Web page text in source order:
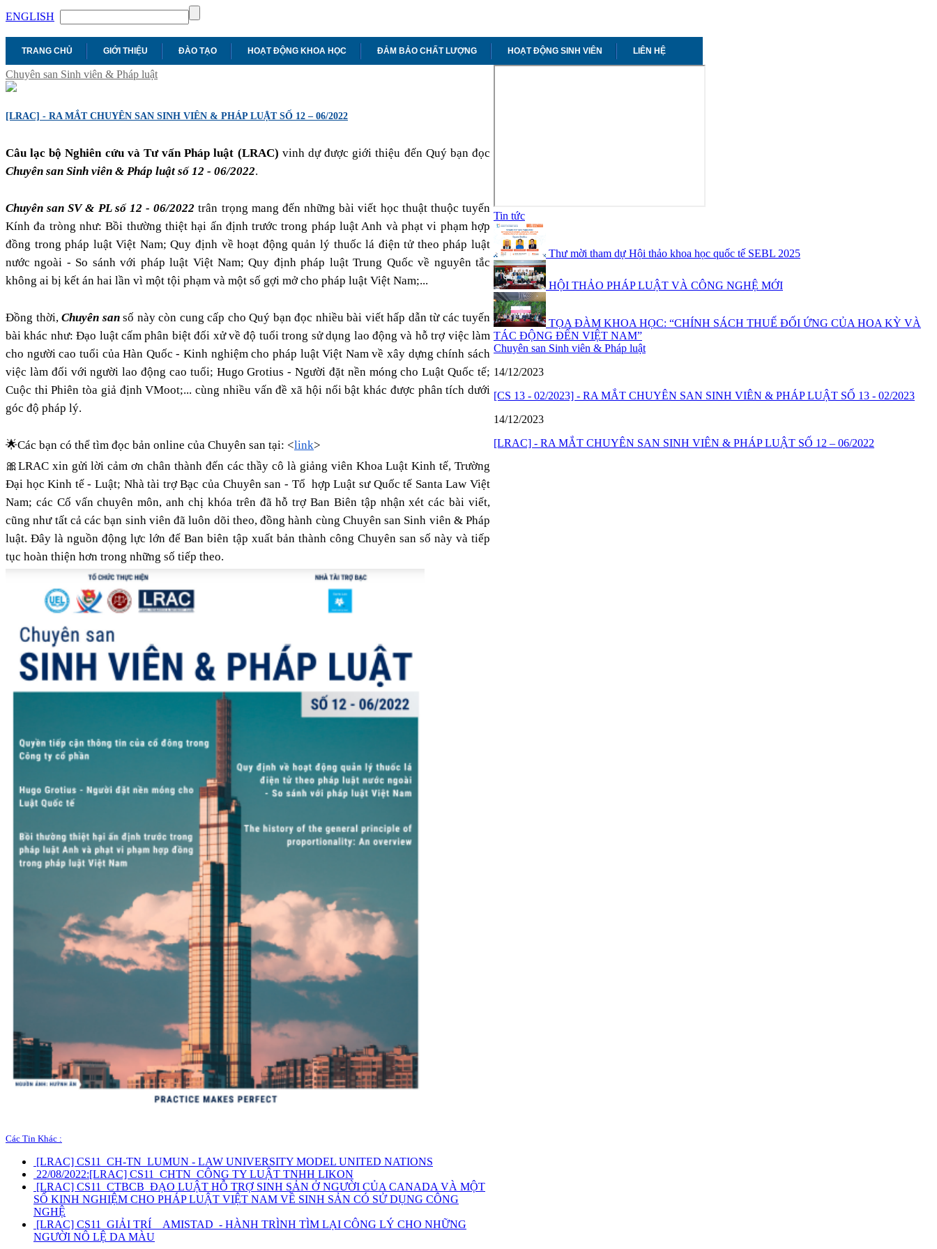
ENGLISH
TRANG CHỦ GIỚI THIỆU ĐÀO TẠO HOẠT ĐỘNG KHOA HỌC ĐẢM BẢO CHẤT LƯỢNG HOẠT ĐỘNG SINH VIÊN LIÊN HỆ
Chuyên san Sinh viên & Pháp luật
[LRAC] - RA MẮT CHUYÊN SAN SINH VIÊN & PHÁP LUẬT SỐ 12 – 06/2022
Câu lạc bộ Nghiên cứu và Tư vấn Pháp luật (LRAC) vinh dự được giới thiệu đến Quý bạn đọc
Chuyên san Sinh viên & Pháp luật số 12 - 06/2022.
Chuyên san SV & PL số 12 - 06/2022 trân trọng mang đến những bài viết học thuật thuộc tuyến
Kính đa tròng như: Bồi thường thiệt hại ấn định trước trong pháp luật Anh và phạt vi phạm hợp
đồng trong pháp luật Việt Nam; Quy định về hoạt động quản lý thuốc lá điện tử theo pháp luật
nước ngoài - So sánh với pháp luật Việt Nam; Quy định pháp luật Trung Quốc về nguyên tắc
không ai bị kết án hai lần vì một tội phạm và một số gợi mở cho pháp luật Việt Nam;...
Đồng thời, Chuyên sansố này còn cung cấp cho Quý bạn đọc nhiều bài viết hấp dẫn từ các tuyến
bài khác như: Đạo luật cấm phân biệt đối xử về độ tuổi trong sử dụng lao động và hỗ trợ việc làm
cho người cao tuổi của Hàn Quốc - Kinh nghiệm cho pháp luật Việt Nam về xây dựng chính sách
việc làm đối với người lao động cao tuổi; Hugo Grotius - Người đặt nền móng cho Luật Quốc tế;
Cuộc thi Phiên tòa giả định VMoot;... cùng nhiều vấn đề xã hội nổi bật khác được phân tích dưới
góc độ pháp lý.
🌟Các bạn có thể tìm đọc bản online của Chuyên san tại: <link>
🎀LRAC xin gửi lời cảm ơn chân thành đến các thầy cô là giảng viên Khoa Luật Kinh tế, Trường
Đại học Kinh tế - Luật; Nhà tài trợ Bạc của Chuyên san - Tổ hợp Luật sư Quốc tế Santa Law Việt
Nam; các Cố vấn chuyên môn, anh chị khóa trên đã hỗ trợ Ban Biên tập nhận xét các bài viết,
cũng như tất cả các bạn sinh viên đã luôn dõi theo, đồng hành cùng Chuyên san Sinh viên & Pháp
luật. Đây là nguồn động lực lớn để Ban biên tập xuất bản thành công Chuyên san số này và tiếp
tục hoàn thiện hơn trong những số tiếp theo.
Các Tin Khác :
[LRAC] CS11_CH-TN_LUMUN - LAW UNIVERSITY MODEL UNITED NATIONS
22/08/2022:[LRAC] CS11_CHTN_CÔNG TY LUẬT TNHH LIKON
[LRAC] CS11_CTBCB_ĐẠO LUẬT HỖ TRỢ SINH SẢN Ở NGƯỜI CỦA CANADA VÀ MỘT
SỐ KINH NGHIỆM CHO PHÁP LUẬT VIỆT NAM VỀ SINH SẢN CÓ SỬ DỤNG CÔNG
NGHỆ
[LRAC] CS11_GIẢI TRÍ__AMISTAD_- HÀNH TRÌNH TÌM LẠI CÔNG LÝ CHO NHỮNG
NGƯỜI NÔ LỆ DA MÀU
Tin tức
Thư mời tham dự Hội thảo khoa học quốc tế SEBL 2025
HỘI THẢO PHÁP LUẬT VÀ CÔNG NGHỆ MỚI
TỌA ĐÀM KHOA HỌC: “CHÍNH SÁCH THUẾ ĐỐI ỨNG CỦA HOA KỲ VÀ
TÁC ĐỘNG ĐẾN VIỆT NAM”
Chuyên san Sinh viên & Pháp luật
14/12/2023
[CS 13 - 02/2023] - RA MẮT CHUYÊN SAN SINH VIÊN & PHÁP LUẬT SỐ 13 - 02/2023
14/12/2023
[LRAC] - RA MẮT CHUYÊN SAN SINH VIÊN & PHÁP LUẬT SỐ 12 – 06/2022